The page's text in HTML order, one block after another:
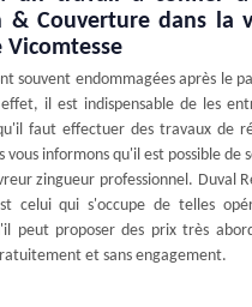
& Couverture dans la
Vicomtesse
souvent endommagées après le
il est indispensable de les
faut effectuer des travaux de
vous informons qu'il est possible de
zingueur professionnel. Duval
celui qui s'occupe de telles
peut proposer des prix très
et sans engagement.